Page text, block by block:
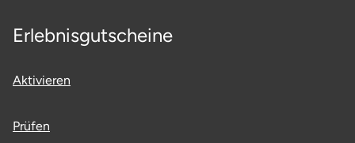
Erlebnisgutscheine
Aktivieren
Prüfen
Nordwestmecklenburg
Nürnberg